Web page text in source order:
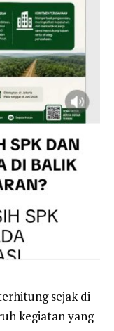
sejak di
kegiatan yang